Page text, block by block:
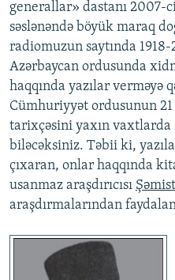
generallar» dastanı 2007-
səslənəndə böyük maraq
radiomuzun saytında
Azərbaycan ordusunda
haqqında yazılar verməyə
Cümhuriyyət ordusunun 21
tarixçəsini yaxın vaxtlarda
biləcəksiniz. Təbii ki,
çıxaran, onlar haqqında
usanmaz araşdırıcısı
araşdırmalarından